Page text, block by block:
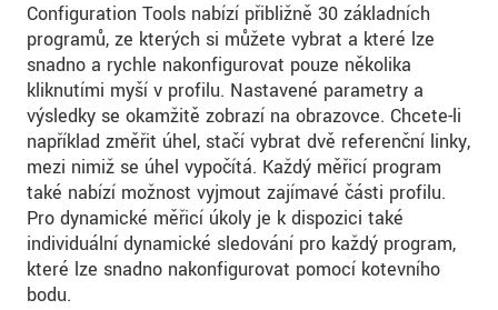
Configuration Tools nabízí přibližně 30 základních
programů, ze kterých si můžete vybrat a které lze
snadno a rychle nakonfigurovat pouze několika
kliknutími myší v profilu. Nastavené parametry a
výsledky se okamžitě zobrazí na obrazovce. Chcete-li
například změřit úhel, stačí vybrat dvě referenční linky,
mezi nimiž se úhel vypočítá. Každý měřicí program
také nabízí možnost vyjmout zajímavé části profilu.
Pro dynamické měřicí úkoly je k dispozici také
individuální dynamické sledování pro každý program,
které lze snadno nakonfigurovat pomocí kotevního
bodu.